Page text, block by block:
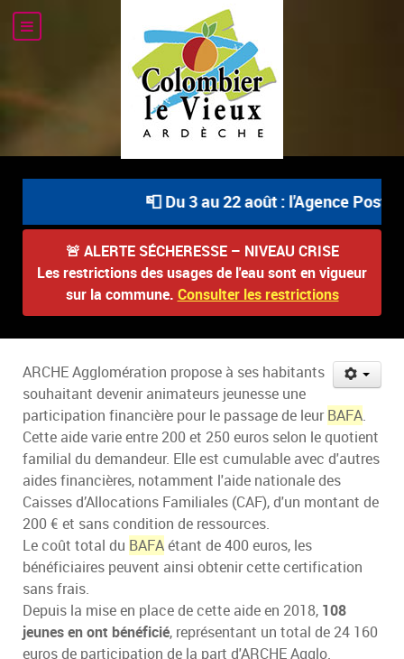
📮 Du 3 au 22 août : l'Agence
🚨 ALERTE SÉCHERESSE – NIVEAU CRISE
Les restrictions des usages de l'eau sont en vigueur
sur la commune. Consulter les restrictions
ARCHE Agglomération propose à ses habitants
souhaitant devenir animateurs jeunesse une
participation financière pour le passage de leurBAFA.
Cette aide varie entre 200 et 250 euros selon le quotient
familial du demandeur. Elle est cumulable avec d'autres
aides financières, notamment l'aide nationale des
Caisses d’Allocations Familiales (CAF), d'un montant de
200 € et sans condition de ressources.
Le coût total du BAFAétant de 400 euros, les
bénéficiaires peuvent ainsi obtenir cette certification
sans frais.
Depuis la mise en place de cette aide en 2018, 108
jeunes en ont bénéficié, représentant un total de 24 160
euros de participation de la part d'ARCHE Agglo.